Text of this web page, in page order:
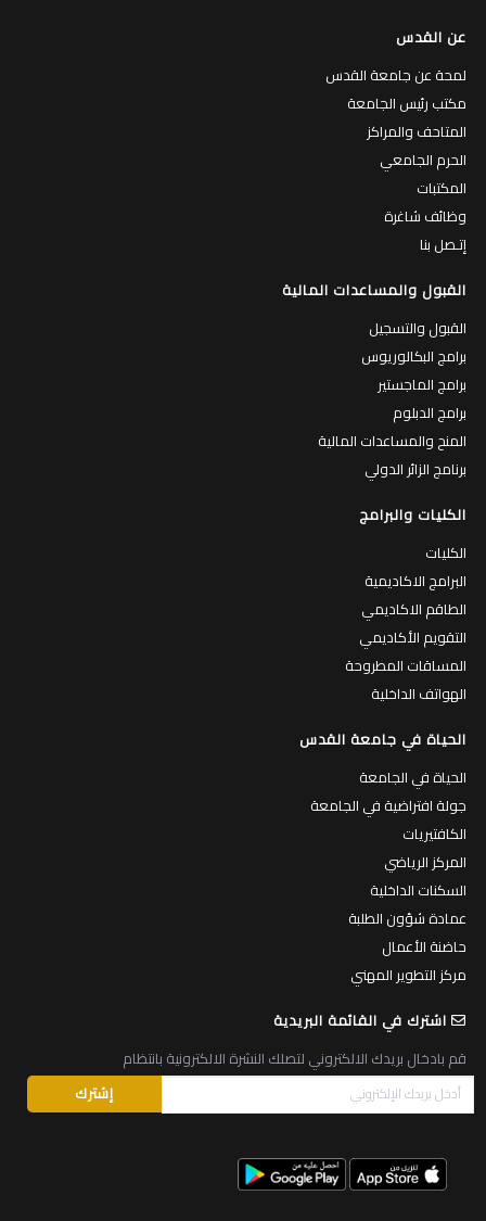
عن القدس
لمحة عن جامعة القدس
مكتب رئيس الجامعة
المتاحف والمراكز
الحرم الجامعي
المكتبات
وظائف شاغرة
إتـصل بنا
القبول والمساعدات المالية
القبول والتسجيل
برامج البكالوريوس
برامج الماجستير
برامج الدبلوم
المنح والمساعدات المالية
برنامج الزائر الدولي
الكليات والبرامج
الكليات
البرامج الاكاديمية
الطاقم الاكاديمي
التقويم الأكاديمي
المساقات المطروحة
الهواتف الداخلية
الحياة في جامعة القدس
الحياة في الجامعة
جولة افتراضية في الجامعة
الكافتيريات
المركز الرياضي
السكنات الداخلية
عمادة شؤون الطلبة
حاضنة الأعمال
مركز التطوير المهني
اشترك في القائمة البريدية
قم بادخال بريدك الالكتروني لتصلك النشرة الالكترونية بانتظام